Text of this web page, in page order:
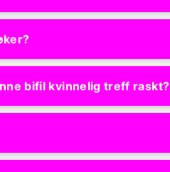
bifil kvinnelig treff raskt?